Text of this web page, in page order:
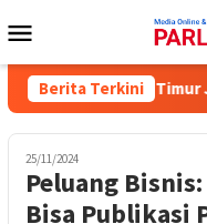
ke
Mobile
Berita Terkini
Kotawaringin Timur
25/11/2024
Peluang
Bisa Publikasi